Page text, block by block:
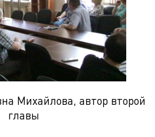
Михайлова, автор второй
главы